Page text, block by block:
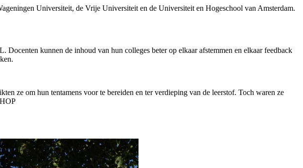
Universiteit, de Vrije Universiteit en de Universiteit en Hogeschool van Amsterdam.
kunnen de inhoud van hun colleges beter op elkaar afstemmen en elkaar feedback
ze om hun tentamens voor te bereiden en ter verdieping van de leerstof. Toch waren ze